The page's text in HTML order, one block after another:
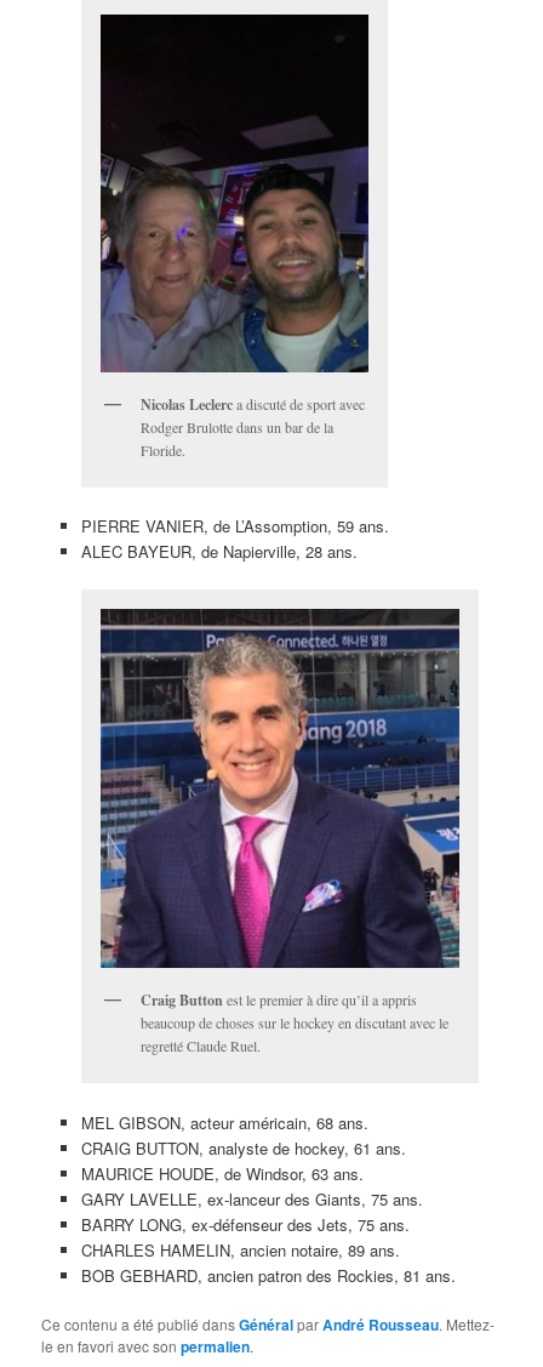
Nicolas Leclerca discuté de sport avec
Rodger Brulotte dans un bar de la
Floride.
PIERRE VANIER, de L’Assomption, 59 ans.
ALEC BAYEUR, de Napierville, 28 ans.
Craig Button est le premier à dire qu’il a appris
beaucoup de choses sur le hockey en discutant avec le
regretté Claude Ruel.
MEL GIBSON, acteur américain, 68 ans.
CRAIG BUTTON, analyste de hockey, 61 ans.
MAURICE HOUDE, de Windsor, 63 ans.
GARY LAVELLE, ex-lanceur des Giants, 75 ans.
BARRY LONG, ex-défenseur des Jets, 75 ans.
CHARLES HAMELIN, ancien notaire, 89 ans.
BOB GEBHARD, ancien patron des Rockies, 81 ans.
Ce contenu a été publié dansGénéralparAndré Rousseau. Mettez-
le en favori avec sonpermalien.